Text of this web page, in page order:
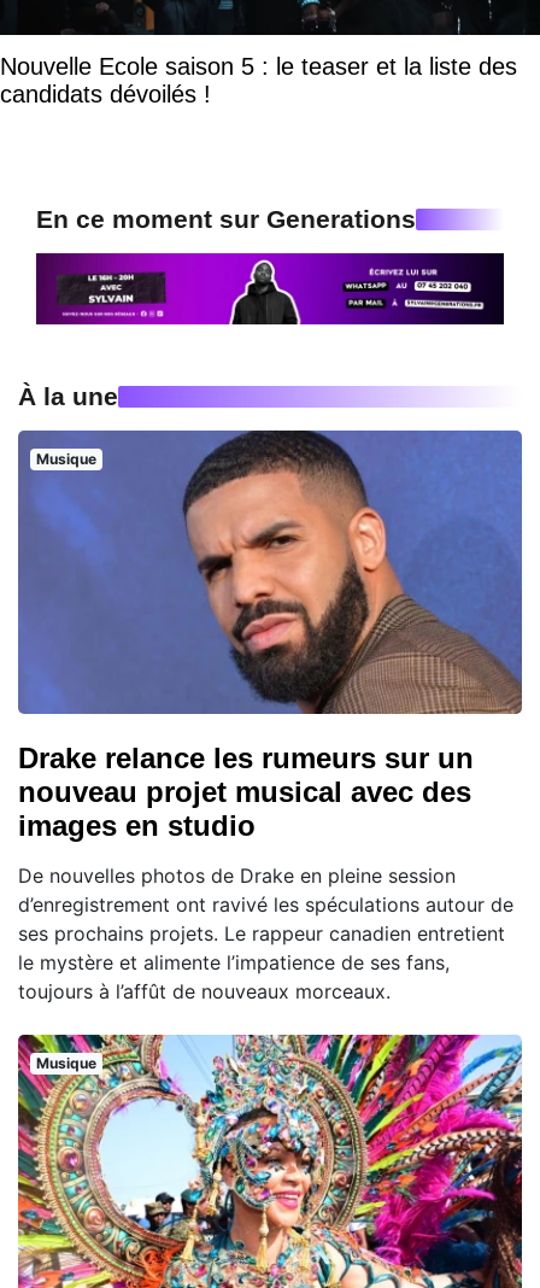
Nouvelle Ecole saison 5 : le teaser et la liste des
candidats dévoilés !
En ce moment sur Generations
À la une
Musique
Drake relance les rumeurs sur un
nouveau projet musical avec des
images en studio
De nouvelles photos de Drake en pleine session
d’enregistrement ont ravivé les spéculations autour de
ses prochains projets. Le rappeur canadien entretient
le mystère et alimente l’impatience de ses fans,
toujours à l’affût de nouveaux morceaux.
Musique